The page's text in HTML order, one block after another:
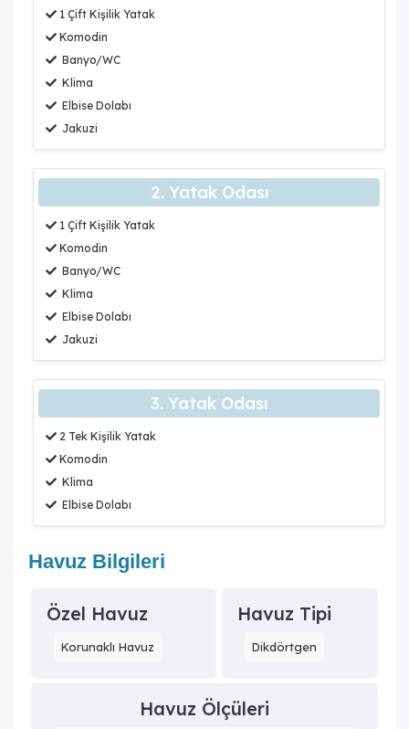
1 Çift Kişilik Yatak
Komodin
Banyo/WC
Klima
Elbise Dolabı
Jakuzi
2. Yatak Odası
1 Çift Kişilik Yatak
Komodin
Banyo/WC
Klima
Elbise Dolabı
Jakuzi
3. Yatak Odası
2 Tek Kişilik Yatak
Komodin
Klima
Elbise Dolabı
Havuz Bilgileri
Özel Havuz
Korunaklı Havuz
Havuz Tipi
Dikdörtgen
Havuz Ölçüleri